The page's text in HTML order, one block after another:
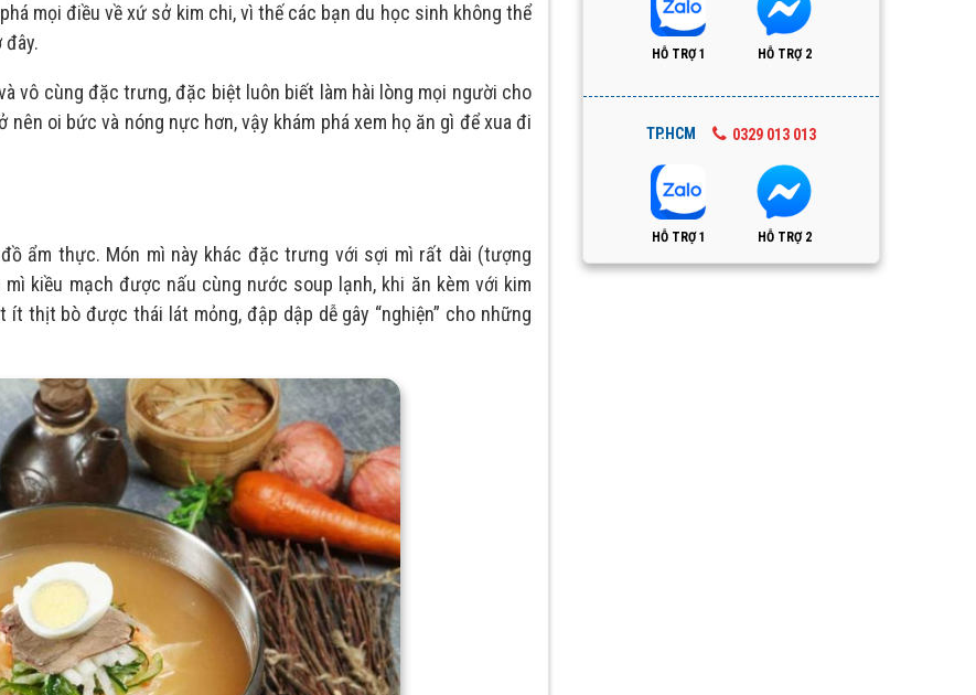
mọi điều về xứ sở kim chi, vì thế các bạn du học sinh không thể
đây.
vô cùng đặc trưng, đặc biệt luôn biết làm hài lòng mọi người cho
oi bức và nóng nực hơn, vậy khám phá xem họ ăn gì để xua đi
ẩm thực. Món mì này khác đặc trưng với sợi mì rất dài (tượng
kiều mạch được nấu cùng nước soup lạnh, khi ăn kèm với kim
thịt bò được thái lát mỏng, đập dập dễ gây “nghiện” cho những
HỖ TRỢ 1 HỖ TRỢ 2
TP.HCM 0329 013 013
HỖ TRỢ 1 HỖ TRỢ 2